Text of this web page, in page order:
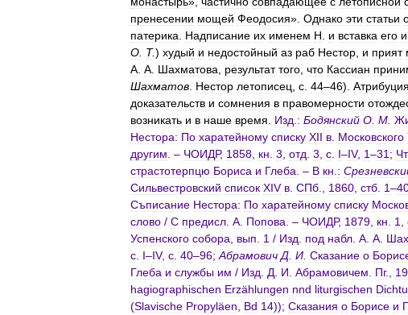
пренесении мощей Феодосия». Однако эти статьи
патерика
Надписание их именем Н и вставка его
О Т.) худый и недостойный аз раб Нестор и прият
А А Шахматова результат того что Кассиан
Шахматов Нестор летописец с 44–46). Атрибуция
доказательств и сомнения в правомерности
возникать и в наше время Изд : Бодянский О М
Нестора: По харатейному списку XII в Московского
другим . – ЧОИДР, 1858 кн 3 отд 3 с I–IV, 1–31 ;
страстотерпцю Бориса и Глеба . – В кн :
Сильвестровский список XIV в СПб 1860 стб 1–
Съписание Нестора: По харатейному списку
слово / С предисл А Попова . – ЧОИДР, 1879 кн 1
Успенского собора вып 1 / Изд под набл А А
с I–IV, с 40–96; Абрамович Д И Сказание о
Глеба и службы им / Изд Д И Абрамовичем Пг.,
hagiographischen Erzählungen nnd liturgischen
(Slavische Propyläen Bd 14)); Сказания о Борисе и